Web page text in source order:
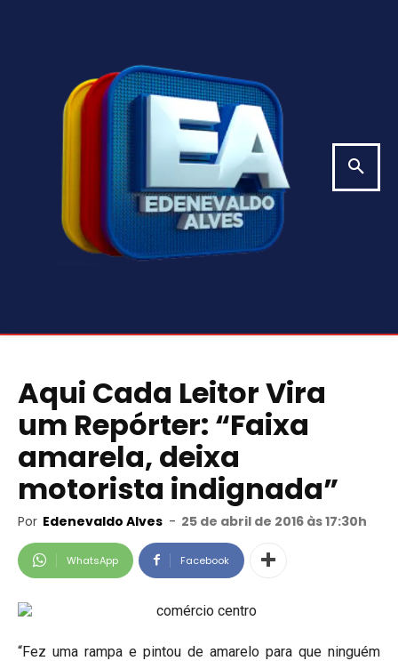
Aqui Cada Leitor Vira
um Repórter: “Faixa
amarela, deixa
motorista indignada”
Por Edenevaldo Alves - 25 de abril de 2016 às 17:30h
WhatsApp Facebook
“Fez uma rampa e pintou de amarelo para que ninguém